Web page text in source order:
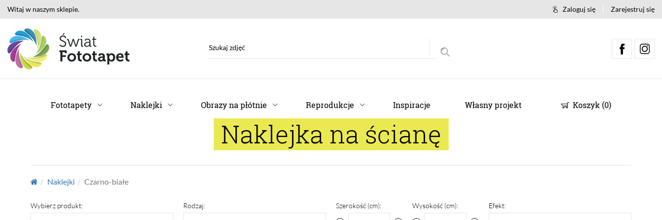
Witaj w naszym sklepie. Zaloguj się Zarejestruj się
Fototapety Naklejki Obrazy na płótnie Reprodukcje Inspiracje Własny projekt Koszyk (0)
Naklejka na ścianę
Naklejki Czarno-białe
Wybierz produkt:
Rodzaj:
Szerokość (cm): Wysokość (cm):
Efekt: